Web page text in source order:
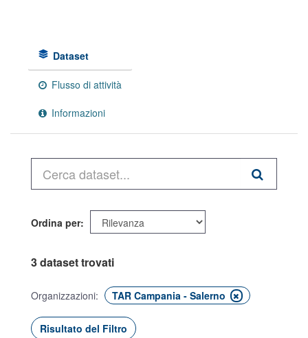
Dataset
Flusso di attività
Informazioni
Ordina per
3 dataset trovati
Organizzazioni: TAR Campania - Salerno
Risultato del Filtro